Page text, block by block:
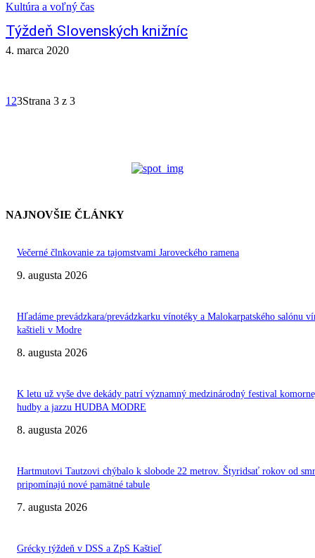
Kultúra a voľný čas
Týždeň Slovenských knižníc
4. marca 2020
1 23Strana 3 z 3
NAJNOVŠIE ČLÁNKY
Večerné člnkovanie za tajomstvami Jaroveckého ramena
9. augusta 2026
Hľadáme prevádzkara/prevádzkarku vínotéky a Malokarpatského salónu
kaštieli v Modre
8. augusta 2026
K letu už vyše dve dekády patrí významný medzinárodný festival
hudby a jazzu HUDBA MODRE
8. augusta 2026
Hartmutovi Tautzovi chýbalo k slobode 22 metrov. Štyridsať rokov od
pripomínajú nové pamätné tabule
7. augusta 2026
Grécky týždeň v DSS a ZpS Kaštieľ